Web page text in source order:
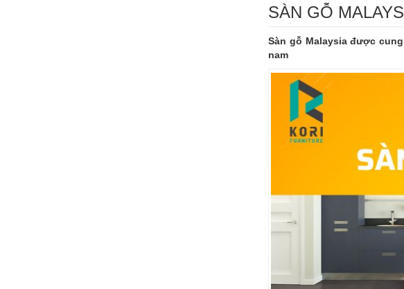
SÀN GỖ
Sàn gỗ Malaysia được
nam